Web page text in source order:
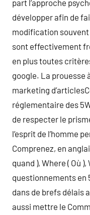
part l’approche
développer afin de
modification
sont effectivement
en plus toutes
google. La prouesse
marketing
réglementaire des
de respecter le
l’esprit de l’homme
Comprenez, en
quand ), Where ( Où
questionnements en
dans de brefs délais
aussi mettre le